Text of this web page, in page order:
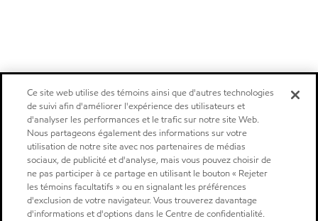
Ce site web utilise des témoins ainsi que d'autres technologies
de suivi afin d'améliorer l'expérience des utilisateurs et
d'analyser les performances et le trafic sur notre site Web.
Nous partageons également des informations sur votre
utilisation de notre site avec nos partenaires de médias
sociaux, de publicité et d'analyse, mais vous pouvez choisir de
ne pas participer à ce partage en utilisant le bouton « Rejeter
les témoins facultatifs » ou en signalant les préférences
d'exclusion de votre navigateur. Vous trouverez davantage
d'informations et d'options dans le Centre de confidentialité.